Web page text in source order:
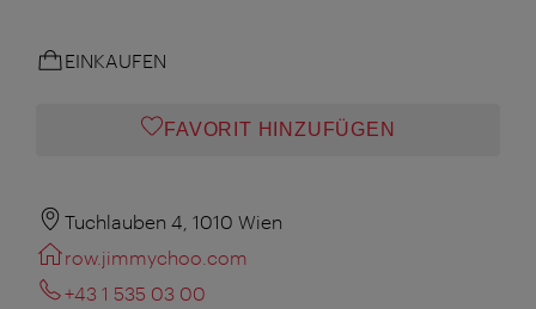
EINKAUFEN
FAVORIT HINZUFÜGEN
Tuchlauben 4, 1010 Wien
row.jimmychoo.com
+43 1 535 03 00